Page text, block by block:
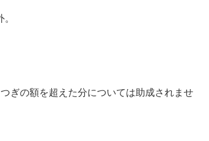
ぎの額を超えた分については助成されませ